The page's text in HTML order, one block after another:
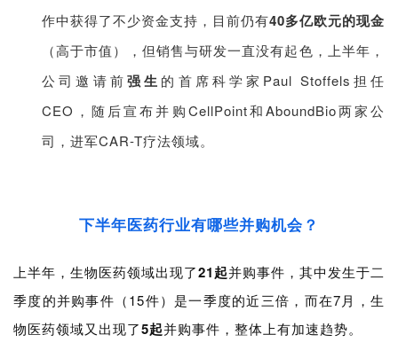
作中获得了不少资金支持，目前仍有40多亿欧元的现金
（高于市值），但销售与研发一直没有起色，上半年，
公司邀请前强生 的首席科学家Paul Stoffels担任
CEO，随后宣布并购CellPoint和AboundBio两家公
司，进军CAR-T疗法领域。
下半年医药行业有哪些并购机会？
上半年，生物医药领域出现了21起并购事件，其中发生于二
季度的并购事件（15件）是一季度的近三倍，而在7月，生
物医药领域又出现了5起并购事件，整体上有加速趋势。